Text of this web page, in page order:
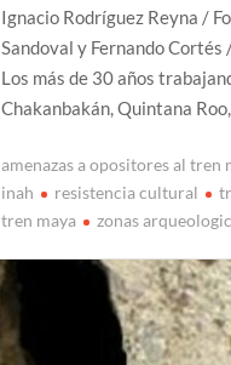
Ignacio Rodríguez Reyna /
Sandoval y Fernando
Los más de 30 años
Chakanbakán, Quintana
amenazas a opositores al tren
inah
resistencia cultural
tren maya
zonas